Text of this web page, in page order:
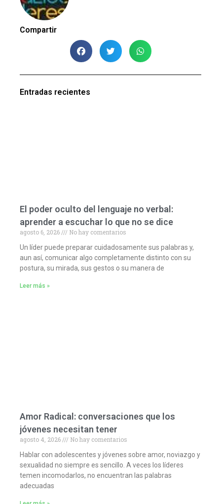
Compartir
Entradas recientes
El poder oculto del lenguaje no verbal:
aprender a escuchar lo que no se dice
agosto 6, 2026
No hay comentarios
Un líder puede preparar cuidadosamente sus palabras y,
aun así, comunicar algo completamente distinto con su
postura, su mirada, sus gestos o su manera de
Leer más »
Amor Radical: conversaciones que los
jóvenes necesitan tener
agosto 4, 2026
No hay comentarios
Hablar con adolescentes y jóvenes sobre amor, noviazgo y
sexualidad no siempre es sencillo. A veces los líderes
temen incomodarlos, no encuentran las palabras
adecuadas